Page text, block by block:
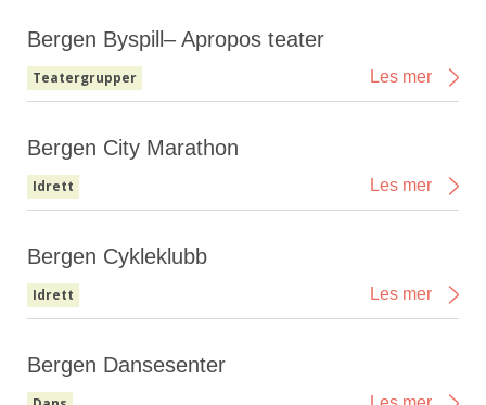
Bergen Byspill– Apropos teater
Teatergrupper Les mer
Bergen City Marathon
Idrett Les mer
Bergen Cykleklubb
Idrett Les mer
Bergen Dansesenter